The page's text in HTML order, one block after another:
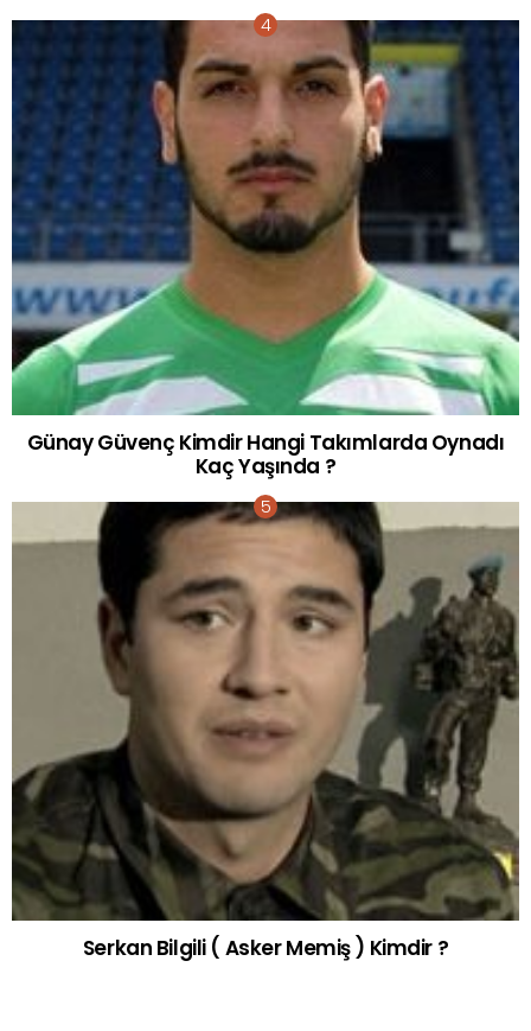
Günay Güvenç Kimdir Hangi Takımlarda Oynadı
Kaç Yaşında ?
Serkan Bilgili ( Asker Memiş ) Kimdir ?